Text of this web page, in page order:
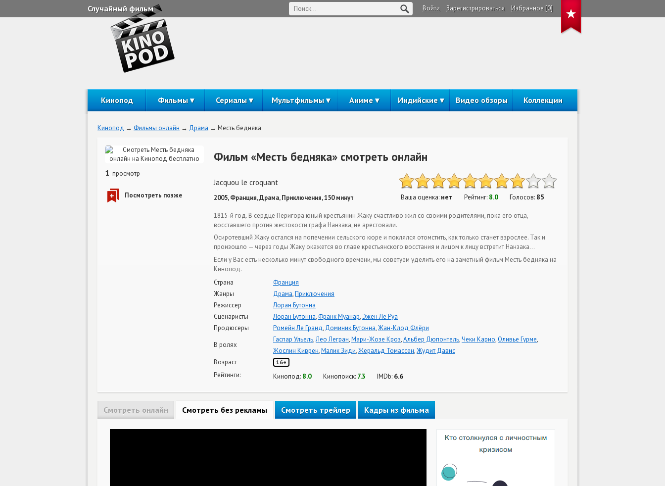
Случайный фильм Войти Зарегистрироваться Избранное [0]
Кинопод Фильмы Сериалы Мультфильмы Аниме Индийские Видео обзоры Коллекции
Кинопод Фильмы онлайн Драма Месть бедняка
1 просмотр
Фильм «Месть бедняка» смотреть онлайн
Jacquou le croquant
2005, Франция, Драма, Приключения, 150 минут Ваша оценка: нет Рейтинг: 8.0 Голосов: 85
1815-й год. В сердце Перигора юный крестьянин Жаку счастливо жил со своими родителями, пока его отца,
восставшего против жестокости графа Нанзака, не арестовали.
Осиротевший Жаку остался на попечении сельского кюре и поклялся отомстить, как только станет взрослее. Так и
произошло — через годы Жаку окажется во главе крестьянского восстания и лицом к лицу встретит Нанзака…
Если у Вас есть несколько минут свободного времени, мы советуем уделить его на заметный фильм Месть бедняка на
Кинопод.
Страна
Франция
Жанры
Драма,Приключения
Режиссер
Лоран Бутонна
Сценаристы
Лоран Бутонна,Франк Муанар,Эжен Ле Руа
Продюсеры
Ромейн Ле Гранд, Доминик Бутонна,Жан-Клод Флёри
В ролях
Гаспар Ульель,Лео Легран,Мари-Жозе Кроз,Альбер Дюпонтель,Чеки Карио,Оливье Гурме,
Жослин Киврен,Малик Зиди,Жеральд Томассен,Жудит Давис
Возраст
16+
Рейтинги: Кинопод: 8.0 Кинопоиск: 7.3 IMDb: 6.6
Смотреть онлайн Смотреть без рекламы Смотреть трейлер Кадры из фильма